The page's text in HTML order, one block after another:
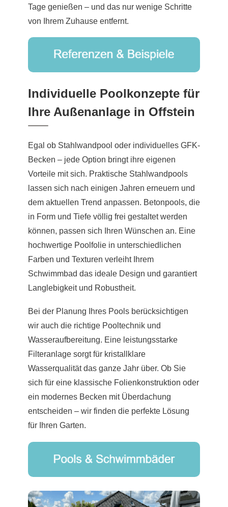
Tage genießen – und das nur wenige Schritte
von Ihrem Zuhause entfernt.
Individuelle Poolkonzepte für
Ihre Außenanlage in Offstein
Egal ob Stahlwandpool oder individuelles GFK-
Becken – jede Option bringt ihre eigenen
Vorteile mit sich. Praktische Stahlwandpools
lassen sich nach einigen Jahren erneuern und
dem aktuellen Trend anpassen. Betonpools, die
in Form und Tiefe völlig frei gestaltet werden
können, passen sich Ihren Wünschen an. Eine
hochwertige Poolfolie in unterschiedlichen
Farben und Texturen verleiht Ihrem
Schwimmbad das ideale Design und garantiert
Langlebigkeit und Robustheit.
Bei der Planung Ihres Pools berücksichtigen
wir auch die richtige Pooltechnik und
Wasseraufbereitung. Eine leistungsstarke
Filteranlage sorgt für kristallklare
Wasserqualität das ganze Jahr über. Ob Sie
sich für eine klassische Folienkonstruktion oder
ein modernes Becken mit Überdachung
entscheiden – wir finden die perfekte Lösung
für Ihren Garten.